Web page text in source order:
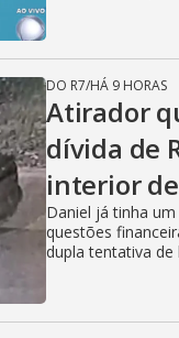
DO R7/HÁ 9 HORAS
Atirador
dívida de
interior
Daniel já tinha
questões
dupla tentativa